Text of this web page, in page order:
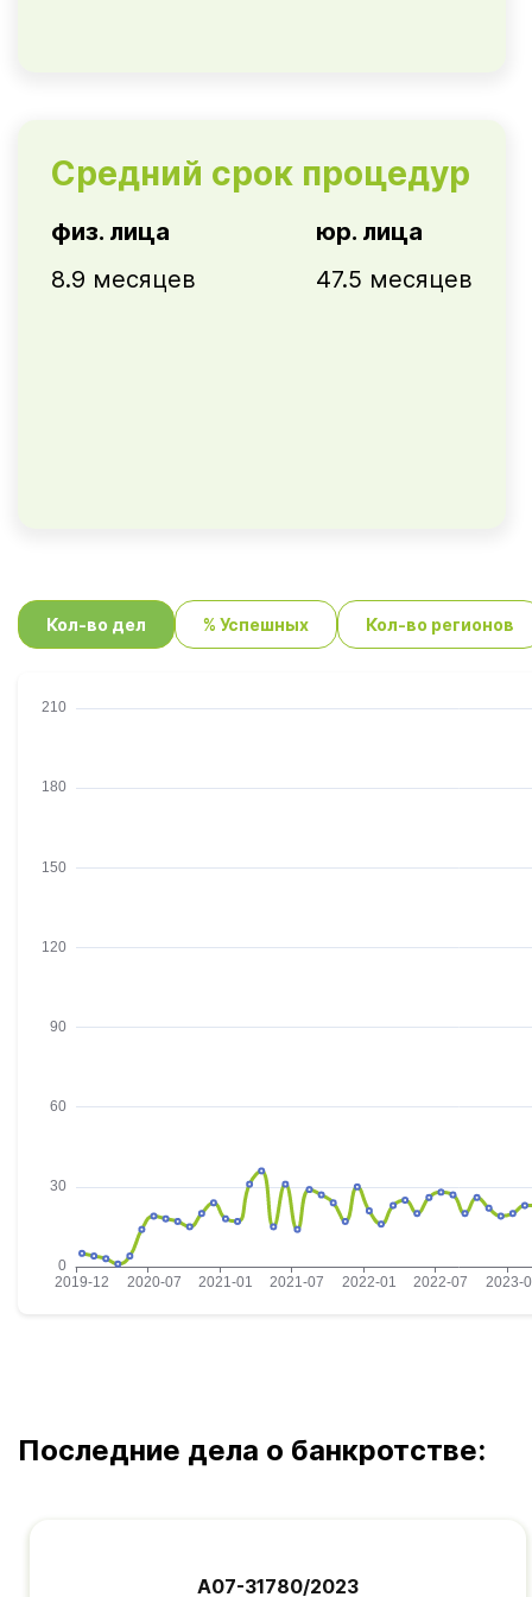
Средний срок процедур
физ. лица
8.9 месяцев
юр. лица
47.5 месяцев
Кол-во дел % Успешных Кол-во регионов
Последние дела о банкротстве:
А07-31780/2023